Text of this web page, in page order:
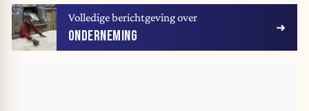
Volledige berichtgeving over
ONDERNEMING